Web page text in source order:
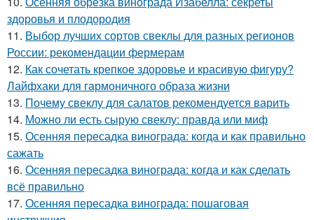
здоровья и плодородия
11. Выбор лучших сортов свеклы для разных регионов
России: рекомендации фермерам
12. Как сочетать крепкое здоровье и красивую фигуру?
Лайфхаки для гармоничного образа жизни
13. Почему свеклу для салатов рекомендуется варить
14. Можно ли есть сырую свеклу: правда или миф
15. Осенняя пересадка винограда: когда и как правильно
сажать
16. Осенняя пересадка винограда: когда и как сделать
всё правильно
17. Осенняя пересадка винограда: пошаговая